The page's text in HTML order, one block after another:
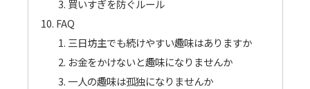
買いすぎを防ぐルール
FAQ
三日坊主でも続けやすい趣味はありますか
お金をかけないと趣味になりませんか
一人の趣味は孤独になりませんか